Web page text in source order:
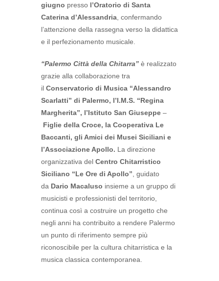
giugno presso l’Oratorio di Santa
Caterina d’Alessandria , confermando
l’attenzione della rassegna verso la didattica
e il perfezionamento musicale.
“Palermo Città della Chitarra” è realizzato
grazie alla collaborazione tra
il Conservatorio di Musica “Alessandro
Scarlatti” di Palermo, l’I.M.S. “Regina
Margherita”, l’Istituto San Giuseppe –
Figlie della Croce, la Cooperativa Le
Baccanti, gli Amici dei Musei Siciliani e
l’Associazione Apollo. La direzione
organizzativa del Centro Chitarristico
Siciliano “Le Ore di Apollo” , guidato
da Dario Macaluso insieme a un gruppo di
musicisti e professionisti del territorio,
continua così a costruire un progetto che
negli anni ha contribuito a rendere Palermo
un punto di riferimento sempre più
riconoscibile per la cultura chitarristica e la
musica classica contemporanea.